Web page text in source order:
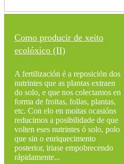
Como producir de xeito
ecolóxico (II)
A fertilización é a reposición dos
nutrintes que as plantas extraen
do solo, e que nos colectamos en
forma de froitas, follas, plantas,
etc. Con elo en moitas ocasións
reducimos a posibilidade de que
volten eses nutrintes ó solo, polo
que sin o enriquecimento
posterior, iriase empobrecendo
rápidamente...